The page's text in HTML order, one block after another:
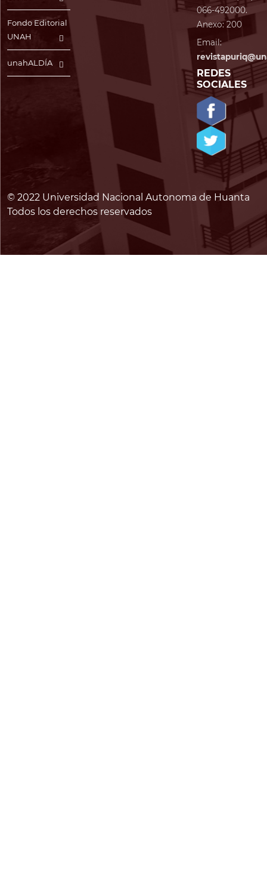
Fondo Editorial
UNAH
unahALDÍA
066-492000.
Anexo: 200
Email:
REDES
SOCIALES
© 2022 Universidad Nacional Autonoma de Huanta
Todos los derechos reservados